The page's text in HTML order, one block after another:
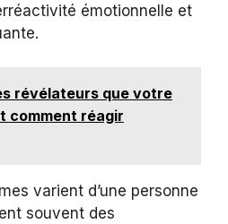
émotionnelle et
révélateurs que votre
comment réagir
varient d’une personne
souvent des